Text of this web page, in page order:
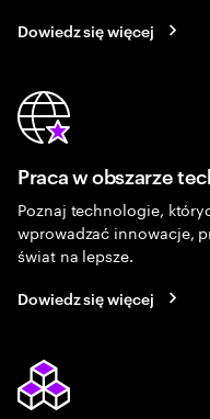
Dowiedz się więcej
Praca w obszarze
Poznaj technologie,
wprowadzać innowacje,
świat na lepsze.
Dowiedz się więcej